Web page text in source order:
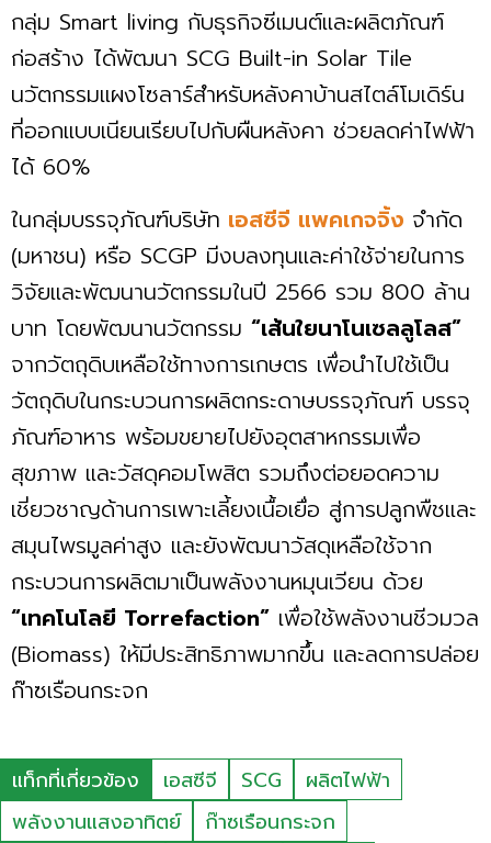
กลุ่ม Smart living กับธุรกิจซีเมนต์และผลิตภัณฑ์
ก่อสร้าง ได้พัฒนา ​SCG Built-in Solar Tile​
นวัตกรรมแผงโซลาร์สำหรับหลังคาบ้านสไตล์โมเดิร์น
ที่ออกแบบเนียนเรียบไปกับผืนหลังคา ช่วยลดค่าไฟฟ้า
ได้ 60%
ในกลุ่มบรรจุภัณฑ์บริษัท เอสซีจี แพคเกจจิ้ง จำกัด
(มหาชน) หรือ SCGP มีงบลงทุนและค่าใช้จ่ายในการ
วิจัยและพัฒนานวัตกรรมในปี 2566 รวม 800 ล้าน
บาท โดยพัฒนานวัตกรรม “เส้นใยนาโนเซลลูโลส”
จากวัตถุดิบเหลือใช้ทางการเกษตร เพื่อนำไปใช้เป็น
วัตถุดิบในกระบวนการผลิตกระดาษบรรจุภัณฑ์ บรรจุ
ภัณฑ์อาหาร พร้อมขยายไปยังอุตสาหกรรมเพื่อ
สุขภาพ และวัสดุคอมโพสิต รวมถึงต่อยอดความ
เชี่ยวชาญด้านการเพาะเลี้ยงเนื้อเยื่อ สู่การปลูกพืชและ
สมุนไพรมูลค่าสูง และยังพัฒนาวัสดุเหลือใช้จาก
กระบวนการผลิตมาเป็นพลังงานหมุนเวียน ด้วย
“เทคโนโลยี Torrefaction” เพื่อใช้พลังงานชีวมวล
(Biomass) ให้มีประสิทธิภาพมากขึ้น และลดการปล่อย
ก๊าซเรือนกระจก
แท็กที่เกี่ยวข้อง เอสซีจี SCG
ผลิตไฟฟ้า
พลังงานแสงอาทิตย์
ก๊าซเรือนกระจก